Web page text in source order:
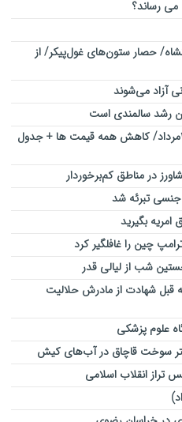
رساند؟
کرمانشاه/ حصار ‌ستون‌های غول‌پیکر/ از
طلا و سکه امروز چهارشنبه ۱۴مرداد/ کاهش همه قیمت ها + جدول
جنسی تبرئه شد
بگیرید
چین را غافلگیر کرد
شب از لیالی قدر
قبل شهادت از مادرش حلالیت
علوم پزشکی